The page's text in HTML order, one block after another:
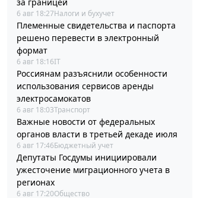
6 авг 18:27Налоги и бухучет
Племенные свидетельства и паспорта
решено перевести в электронный
формат
6 авг 18:16IT
Россиянам разъяснили особенности
использования сервисов аренды
электросамокатов
6 авг 18:03Транспорт
Важные новости от федеральных
органов власти в третьей декаде июля
6 авг 17:46Бюджетный учет
Депутаты Госдумы инициировали
ужесточение миграционного учета в
регионах
6 авг 17:20Общество